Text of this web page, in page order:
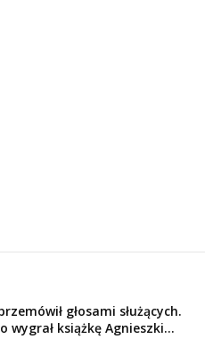
głosami służących.
wygrał książkę Agnieszki...